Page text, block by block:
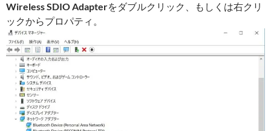
Wireless SDIO Adapterをダブルクリック、もしくは右クリ
ックからプロパティ。